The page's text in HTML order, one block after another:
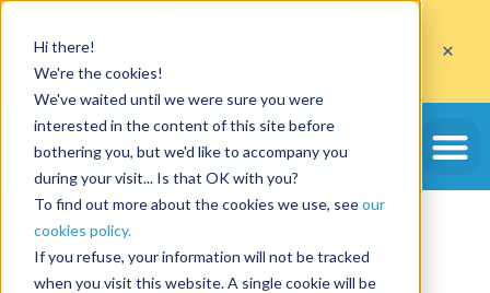
Hi there!
We're the cookies!
We've waited until we were sure you were
interested in the content of this site before
bothering you, but we'd like to accompany you
during your visit... Is that OK with you?
To find out more about the cookies we use, seeour
cookies policy.
If you refuse, your information will not be tracked
when you visit this website. A single cookie will be
al abrir una cuenta con el código
hasta el 30/09/2026*
Aprovechar la oferta
×
Etiqueta:pago inicial
instantáneo
La Grange de Fourvière